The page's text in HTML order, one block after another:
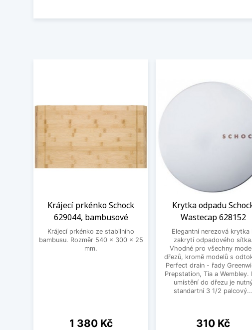
Krájecí prkénko Schock
629044, bambusové
Krájecí prkénko ze stabilního
bambusu. Rozměr 540 x 300 x 25
mm.
Cena
1 380 Kč
Krytka odpadu
Wastecap 628152
Elegantní nerezová krytka
zakrytí odpadového sítka.
Vhodné pro všechny
dřezů, kromě modelů s
Perfect drain - řady
Prepstation, Tia a Wembley.
umístění do dřezu je
standartní 3 1/2 palcový...
Cena
310 Kč